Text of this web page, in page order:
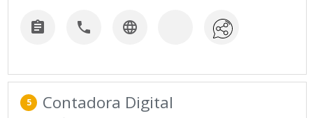
  
5 Contadora Digital